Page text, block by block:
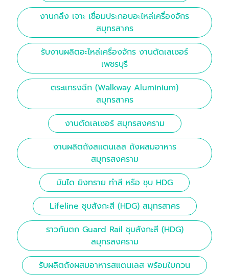
งานกลึง เจาะ เชื่อมประกอบอะไหล่เครื่องจักร
สมุทรสาคร
รับงานผลิตอะไหล่เครื่องจักร งานตัดเลเซอร์
เพชรบุรี
ตระแกรงฉีก (Walkway Aluminium)
สมุทรสาคร
งานตัดเลเซอร์ สมุทรสงคราม
งานผลิตถังสแตนเลส ถังผสมอาหาร
สมุทรสงคราม
บันได ยิงทราย ทำสี หรือ ชุบ HDG
Lifeline ชุบสังกะสี (HDG) สมุทรสาคร
ราวกันตก Guard Rail ชุบสังกะสี (HDG)
สมุทรสงคราม
รับผลิตถังผสมอาหารสแตนเลส พร้อมใบกวน